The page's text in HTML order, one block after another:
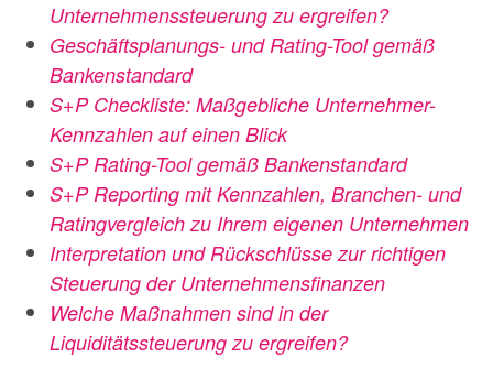
Unternehmenssteuerung zu ergreifen?
Geschäftsplanungs- und Rating-Tool gemäß
Bankenstandard
S+P Checkliste: Maßgebliche Unternehmer-
Kennzahlen auf einen Blick
S+P Rating-Tool gemäß Bankenstandard
S+P Reporting mit Kennzahlen, Branchen- und
Ratingvergleich zu Ihrem eigenen Unternehmen
Interpretation und Rückschlüsse zur richtigen
Steuerung der Unternehmensfinanzen
Welche Maßnahmen sind in der
Liquiditätssteuerung zu ergreifen?